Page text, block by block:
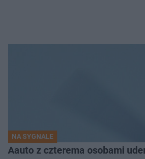
NA SYGNALE
Aauto z czterema osobami